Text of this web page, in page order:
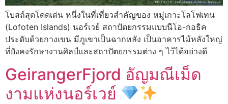
โบสถ์สุดโดดเด่น หนึ่งในที่เที่ยวสำคัญของ หมู่เกาะโลโฟเทน
(Lofoten Islands) นอร์เวย์ สถาปัตยกรรมแบบนีโอ-กอธิค
ประดับด้วยกางเขน มีภูเขาเป็นฉากหลัง เป็นอาคารไม้หลังใหญ่
ที่ยังคงรักษางานศิลป์และสถาปัตยกรรมต่าง ๆ ไว้ได้อย่างดี
GeirangerFjord อัญมณีเม็ด
งามแห่งนอร์เวย์